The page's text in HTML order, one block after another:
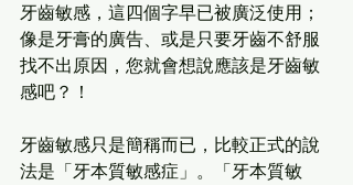
牙齒敏感，這四個字早已被廣泛使用；
像是牙膏的廣告、或是只要牙齒不舒服
找不出原因，您就會想說應該是牙齒敏
感吧？！
牙齒敏感只是簡稱而已，比較正式的說
法是「牙本質敏感症」。「牙本質敏